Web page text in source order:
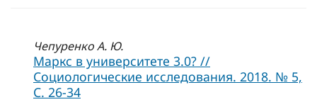
Чепуренко А. Ю.
Маркс в университете 3.0? //
Социологические исследования. 2018. № 5,
C. 26-34